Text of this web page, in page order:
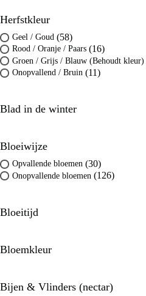
Herfstkleur
Geel / Goud (58)
Rood / Oranje / Paars (16)
Groen / Grijs / Blauw (Behoudt kleur)
Onopvallend / Bruin (11)
Blad in de winter
Bloeiwijze
Opvallende bloemen (30)
Onopvallende bloemen (126)
Bloeitijd
Bloemkleur
Bijen & Vlinders (nectar)